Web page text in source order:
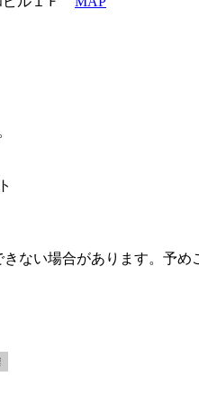
ない場合があります。予め